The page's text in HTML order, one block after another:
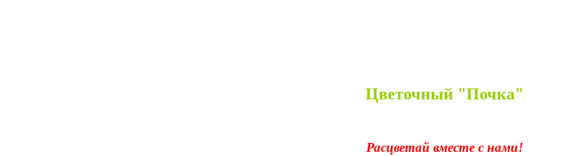
Цветочный "Почка"
Расцветай вместе с нами!